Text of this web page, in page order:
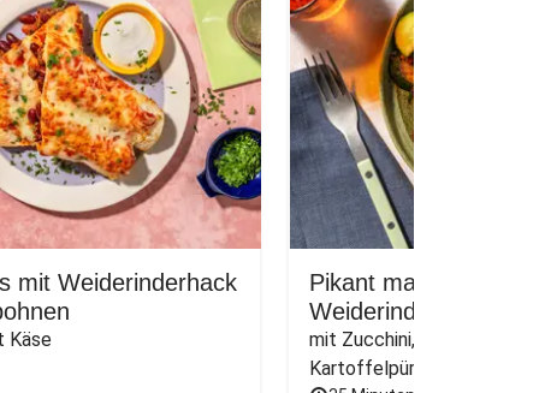
mit Weiderinderhack
Käse
Pikant mariniertes
Weiderindersteak
mit Zucchini, dazu
Kartoffelpüree